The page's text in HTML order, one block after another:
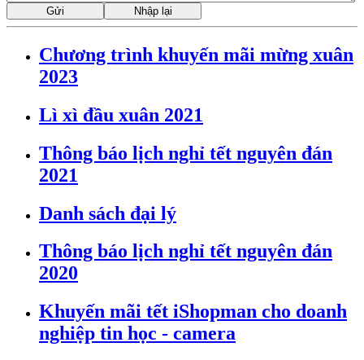
Chương trình khuyến mãi mừng xuân
2023
Lì xì đầu xuân 2021
Thông báo lịch nghỉ tết nguyên đán
2021
Danh sách đại lý
Thông báo lịch nghỉ tết nguyên đán
2020
Khuyến mãi tết iShopman cho doanh
nghiệp tin học - camera